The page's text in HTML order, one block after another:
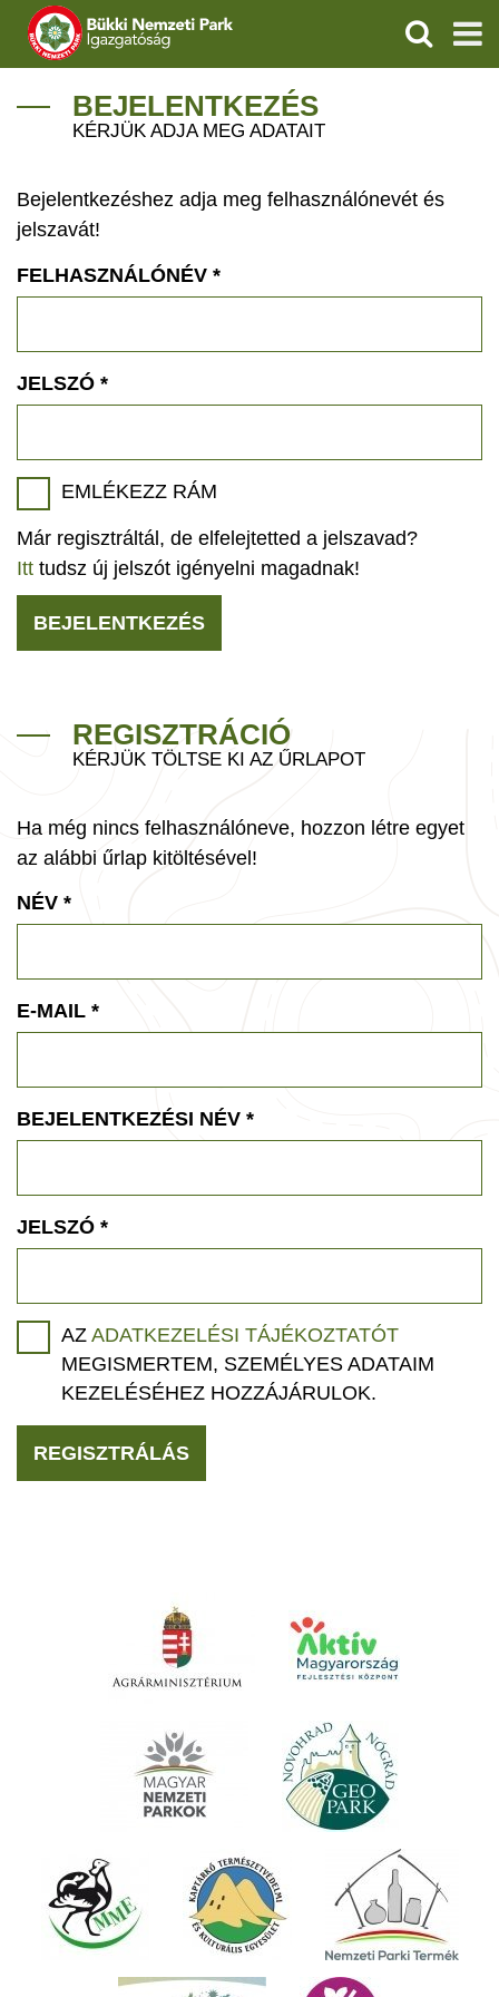
IGAZGATÓSÁG
VÍZVÉDELEM
ÖKOTURIZMUS
GEOPARKOK
KERESÉS
BEJELENTKEZÉS
KÉRJÜK ADJA MEG ADATAIT
Bejelentkezéshez adja meg felhasználónevét és
jelszavát!
FELHASZNÁLÓNÉV *
JELSZÓ *
EMLÉKEZZ RÁM
Már regisztráltál, de elfelejtetted a jelszavad?
Itt tudsz új jelszót igényelni magadnak!
BEJELENTKEZÉS
REGISZTRÁCIÓ
KÉRJÜK TÖLTSE KI AZ ŰRLAPOT
Ha még nincs felhasználóneve, hozzon létre egyet
az alábbi űrlap kitöltésével!
NÉV *
E-MAIL *
BEJELENTKEZÉSI NÉV *
JELSZÓ *
AZ ADATKEZELÉSI TÁJÉKOZTATÓT
MEGISMERTEM, SZEMÉLYES ADATAIM
KEZELÉSÉHEZ HOZZÁJÁRULOK.
REGISZTRÁLÁS